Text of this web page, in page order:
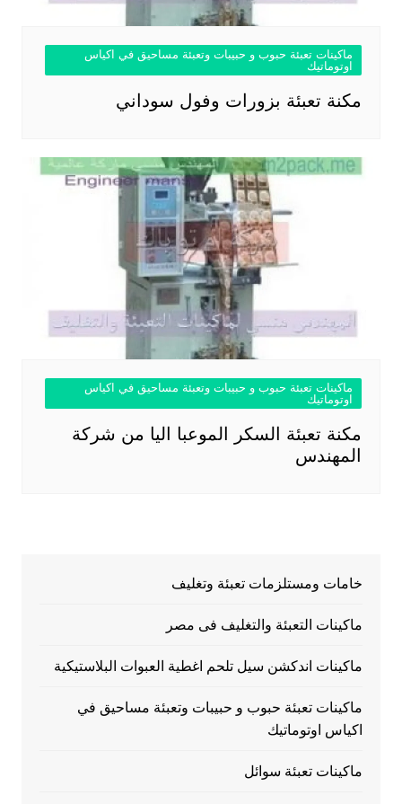
ماكينات تعبئة حبوب و حبيبات وتعبئة مساحيق في اكياس
اوتوماتيك
مكنة تعبئة بزورات وفول سوداني
ماكينات تعبئة حبوب و حبيبات وتعبئة مساحيق في اكياس
اوتوماتيك
مكنة تعبئة السكر الموعبا اليا من شركة
المهندس
خامات ومستلزمات تعبئة وتغليف
ماكينات التعبئة والتغليف فى مصر
ماكينات اندكشن سيل تلحم اغطية العبوات البلاستيكية
ماكينات تعبئة حبوب و حبيبات وتعبئة مساحيق في
اكياس اوتوماتيك
ماكينات تعبئة سوائل